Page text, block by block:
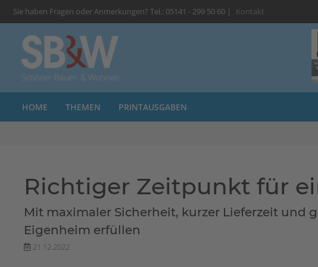
Sie haben Fragen oder Anmerkungen? Tel.: 05141 - 299 50 60 | Kontakt
HOME THEMEN PRINTAUSGABEN
Richtiger Zeitpunkt für
Mit maximaler Sicherheit, kurzer Lieferzeit und
Eigenheim erfüllen
21.12.2022